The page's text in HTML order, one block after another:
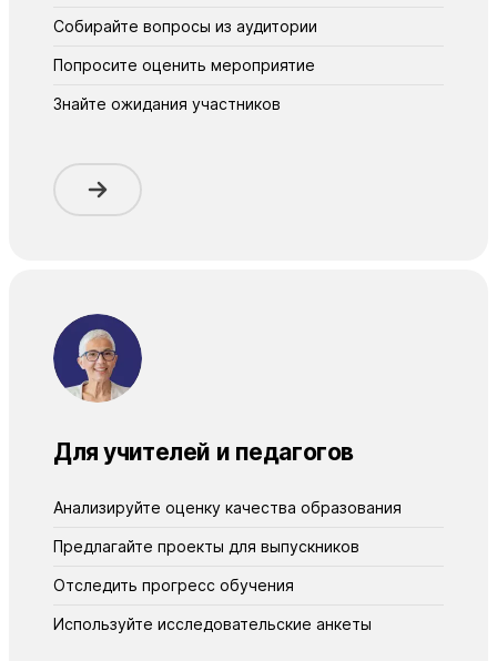
Собирайте вопросы из аудитории
Попросите оценить мероприятие
Знайте ожидания участников
Для учителей и педагогов
Анализируйте оценку качества образования
Предлагайте проекты для выпускников
Отследить прогресс обучения
Используйте исследовательские анкеты